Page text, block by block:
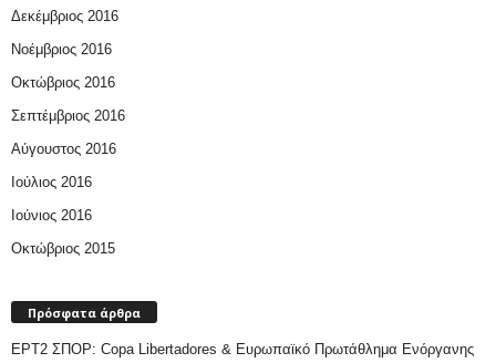
Δεκέμβριος 2016
Νοέμβριος 2016
Οκτώβριος 2016
Σεπτέμβριος 2016
Αύγουστος 2016
Ιούλιος 2016
Ιούνιος 2016
Οκτώβριος 2015
Πρόσφατα άρθρα
ΕΡΤ2 ΣΠΟΡ: Copa Libertadores & Ευρωπαϊκό Πρωτάθλημα Ενόργανης